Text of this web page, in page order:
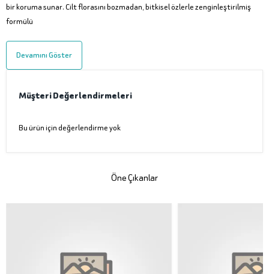
bir koruma sunar. Cilt florasını bozmadan, bitkisel özlerle zenginleştirilmiş
formülü
Devamını Göster
Müşteri Değerlendirmeleri
Bu ürün için değerlendirme yok
Öne Çıkanlar